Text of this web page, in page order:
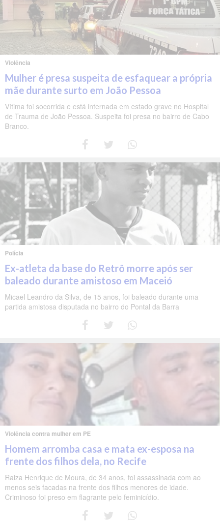
Violência
Mulher é presa suspeita de esfaquear a própria
mãe durante surto em João Pessoa
Vítima foi socorrida e está internada em estado grave no Hospital
de Trauma de João Pessoa. Suspeita foi presa no bairro de Cabo
Branco.
Polícia
Ex-atleta da base do Retrô morre após ser
baleado durante amistoso em Maceió
Micael Leandro da Silva, de 15 anos, foi baleado durante uma
partida amistosa disputada no bairro do Pontal da Barra
Violência contra mulher em PE
Homem arromba casa e mata ex-esposa na
frente dos filhos dela, no Recife
Raiza Henrique de Moura, de 34 anos, foi assassinada com ao
menos seis facadas na frente dos filhos menores de idade.
Criminoso foi preso em flagrante pelo feminicídio.